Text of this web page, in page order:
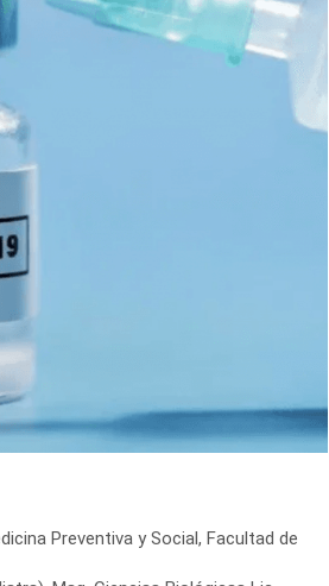
Preventiva y Social, Facultad de